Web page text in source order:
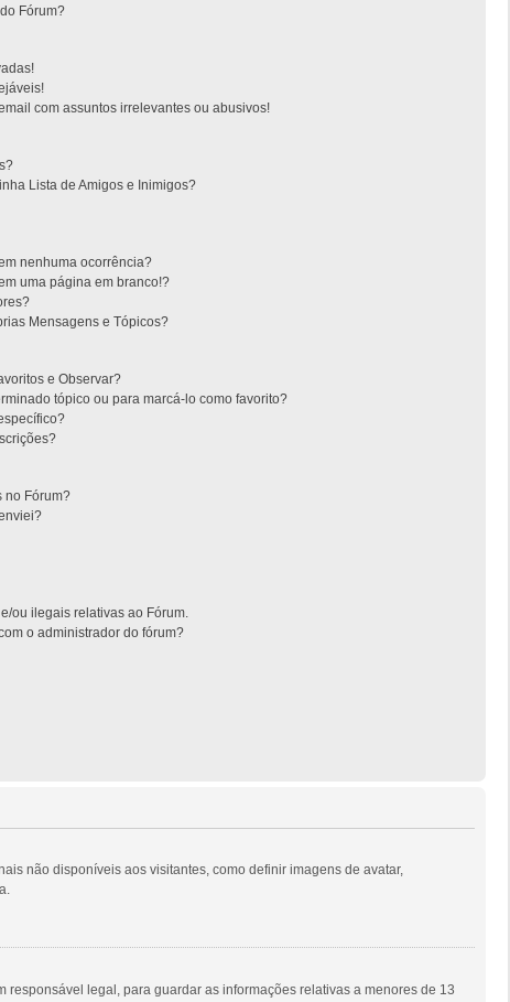
Fórum?
com assuntos irrelevantes ou abusivos!
Lista de Amigos e Inimigos?
nenhuma ocorrência?
uma página em branco!?
Mensagens e Tópicos?
e Observar?
tópico ou para marcá-lo como favorito?
no Fórum?
ou ilegais relativas ao Fórum.
o administrador do fórum?
não disponíveis aos visitantes, como definir imagens de avatar,
legal, para guardar as informações relativas a menores de 13